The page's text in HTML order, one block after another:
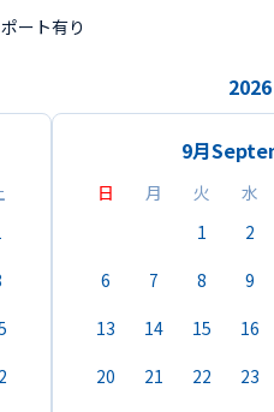
ート有り
2026
9月
日 月 火 水
1
2
6
7 8 9
13
14 15 16
20
21 22 23